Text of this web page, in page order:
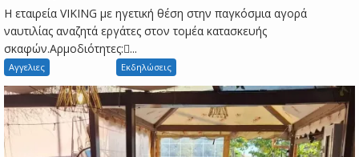
Η εταιρεία VIKING με ηγετική θέση στην παγκόσμια αγορά
ναυτιλίας αναζητά εργάτες στον τομέα κατασκευής
σκαφών.Αρμοδιότητες:...
Αγγελιες Εκδηλώσεις